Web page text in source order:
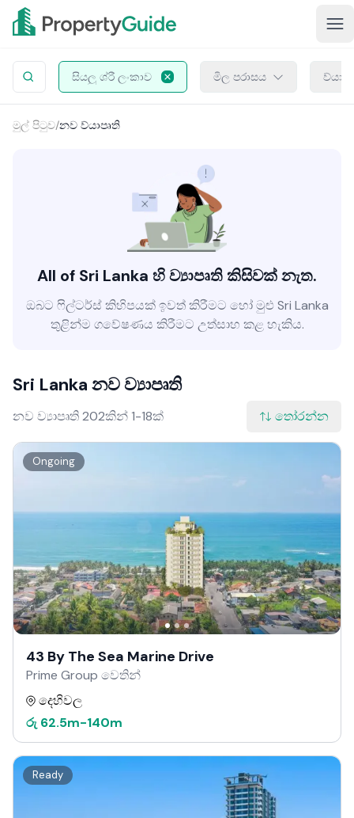
සියලු ශ්රී ලංකාව මිල පරාසය
මුල් පිටුව/නව ව්යාපෘති
All of Sri Lanka හි ව්‍යාපෘති කිසිවක් නැත.
ඔබට ෆිල්ටර්ස් කිහිපයක් ඉවත් කිරීමට හෝ මුළු Sri Lanka
තුළින්ම ගවේෂණය කිරීමට උත්සාහ කළ හැකිය.
Sri Lanka නව ව්‍යාපෘති
නව ව්‍යාපෘති 202කින් 1-18ක් තෝරන්න
Ongoing
43 By The Sea Marine Drive
Prime Group වෙතින්
දෙහිවල
රු 62.5m-140m
Ready